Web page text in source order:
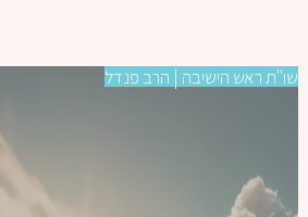
שו"ת ראש הישיבה | הרב פנדל